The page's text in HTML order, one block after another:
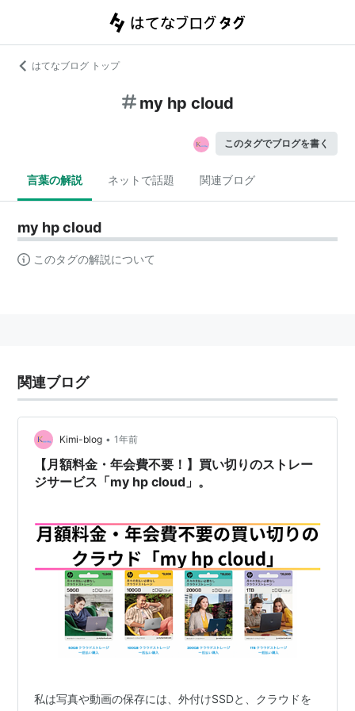
はてなブログ トップ
my hp cloud
このタグでブログを書く
言葉の解説 ネットで話題 関連ブログ
my hp cloud
このタグの解説について
関連ブログ
Kimi-blog • 1年前
【月額料金・年会費不要！】買い切りのストレー
ジサービス「my hp cloud」。
私は写真や動画の保存には、外付けSSDと、クラウドを